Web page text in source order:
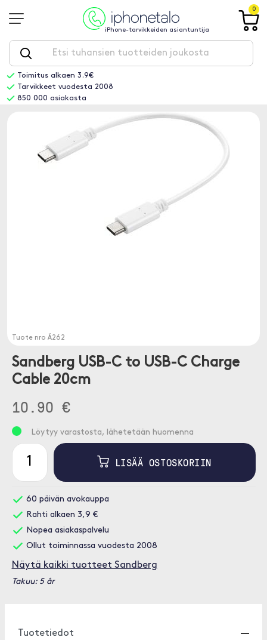
iPhone-tarvikkeiden asiantuntija
0
Toimitus alkaen 3.9€
Tarvikkeet vuodesta 2008
850 000 asiakasta
Tuote nro Ä262
Sandberg USB-C to USB-C Charge
Cable 20cm
10.90 €
Löytyy varastosta, lähetetään huomenna
LISÄÄ OSTOSKORIIN
60 päivän avokauppa
Rahti alkaen 3,9 €
Nopea asiakaspalvelu
Ollut toiminnassa vuodesta 2008
Näytä kaikki tuotteet Sandberg
Takuu: 5 år
Tuotetiedot